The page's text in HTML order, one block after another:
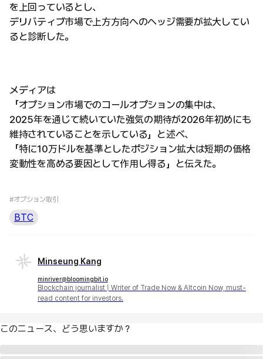
を上回っているとし、
デリバティブ市場で上方方向へのヘッジ需要が拡大してい
ると診断した。
メディアは
「オプション市場でのコールオプションの集中は、
2025年を通じて続いていた強気の期待が2026年初めにも
維持されていることを示している」と述べ、
「特に10万ドルを基準としたポジション拡大は短期の価格
変動性を高める要因として作用し得る」と伝えた。
#オプション取引
BTC
Minseung Kang
minriver@bloomingbit.io
Blockchain journalist | Writer of Trade Now & Altcoin Now, must-
read content for investors.
このニュース、どう思いますか？